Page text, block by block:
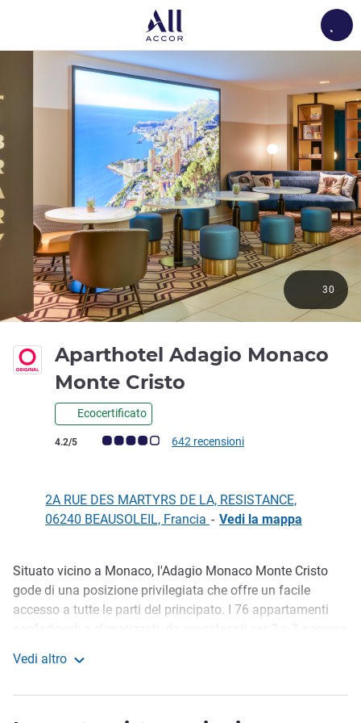
Aparthotel Adagio Monaco
Monte Cristo
Ecocertificato
Giudizio clienti (Valutazione ALL)
4.2/5 642 recensioni
30
2A RUE DES MARTYRS DE LA, RESISTANCE,
06240 BEAUSOLEIL, Francia - Vedi la mappa
Descrizione
Situato vicino a Monaco, l'Adagio Monaco Monte Cristo
gode di una posizione privilegiata che offre un facile
accesso a tutte le parti del principato. I 76 appartamenti
offrono l'ambiente ideale per un viaggio di lavoro o un
Appena fuori Monaco, l'Adagio Monaco Monte Cristo è in
Vedi altro